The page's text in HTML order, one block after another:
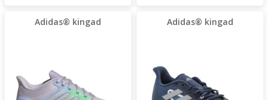
Adidas® kingad Adidas® kingad